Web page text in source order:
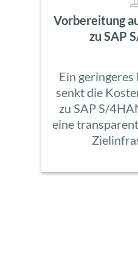
Vorbereitung
zu SAP
Ein
senkt die
zu SAP S/
eine